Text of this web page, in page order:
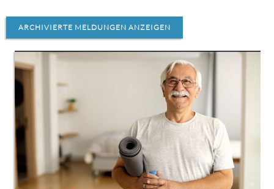
ARCHIVIERTE MELDUNGEN ANZEIGEN